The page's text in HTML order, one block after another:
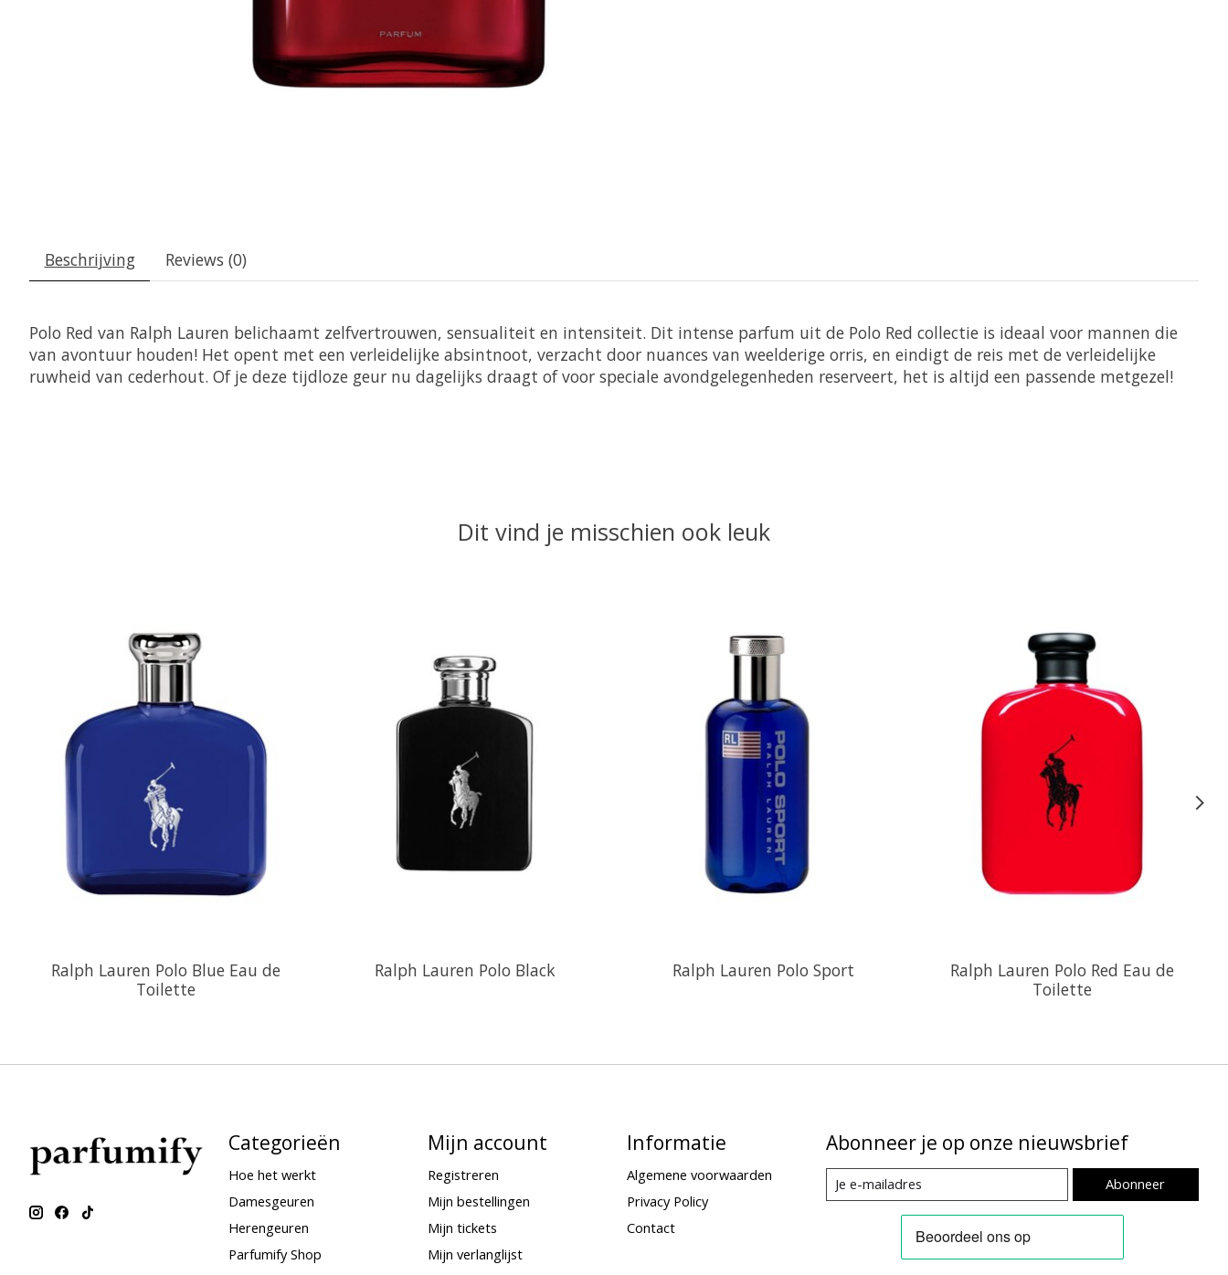
Beschrijving Reviews (0)
Polo Red van Ralph Lauren belichaamt zelfvertrouwen, sensualiteit en intensiteit. Dit intense parfum uit de Polo Red collectie is ideaal voor mannen die
van avontuur houden! Het opent met een verleidelijke absintnoot, verzacht door nuances van weelderige orris, en eindigt de reis met de verleidelijke
ruwheid van cederhout. Of je deze tijdloze geur nu dagelijks draagt of voor speciale avondgelegenheden reserveert, het is altijd een passende metgezel!
Dit vind je misschien ook leuk
Ralph Lauren Polo Blue Eau de
Toilette
Ralph Lauren Polo Black Ralph Lauren Polo Sport
Ralph Lauren Polo Red Eau de
Toilette
Categorieën
Hoe het werkt
Damesgeuren
Herengeuren
Parfumify Shop
Mijn account
Registreren
Mijn bestellingen
Mijn tickets
Mijn verlanglijst
Informatie
Algemene voorwaarden
Privacy Policy
Contact
Abonneer je op onze nieuwsbrief
Abonneer